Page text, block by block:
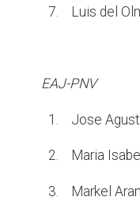
7. Luis del
EAJ-PNV
1. Jose
2. Maria
3. Markel